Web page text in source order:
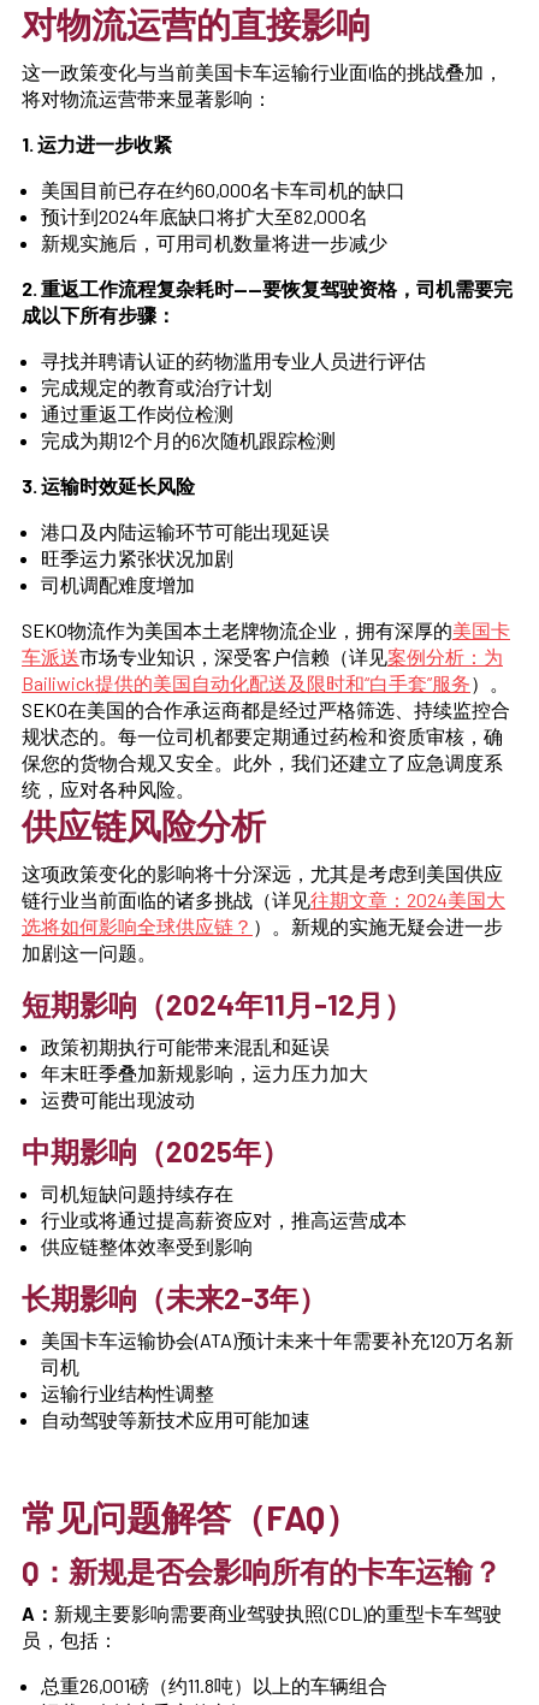
对物流运营的直接影响
这一政策变化与当前美国卡车运输行业面临的挑战叠加，
将对物流运营带来显著影响：
1. 运力进一步收紧
美国目前已存在约60,000名卡车司机的缺口
预计到2024年底缺口将扩大至82,000名
新规实施后，可用司机数量将进一步减少
2. 重返工作流程复杂耗时——要恢复驾驶资格，司机需要完
成以下所有步骤：
寻找并聘请认证的药物滥用专业人员进行评估
完成规定的教育或治疗计划
通过重返工作岗位检测
完成为期12个月的6次随机跟踪检测
3. 运输时效延长风险
港口及内陆运输环节可能出现延误
旺季运力紧张状况加剧
司机调配难度增加
SEKO物流作为美国本土老牌物流企业，拥有深厚的美国卡
车派送市场专业知识，深受客户信赖（详见案例分析：为
Bailiwick提供的美国自动化配送及限时和“白手套”服务）。
SEKO在美国的合作承运商都是经过严格筛选、持续监控合
规状态的。每一位司机都要定期通过药检和资质审核，确
保您的货物合规又安全。此外，我们还建立了应急调度系
统，应对各种风险。
供应链风险分析
这项政策变化的影响将十分深远，尤其是考虑到美国供应
链行业当前面临的诸多挑战（详见往期文章：2024美国大
选将如何影响全球供应链？ ）。新规的实施无疑会进一步
加剧这一问题。
短期影响（2024年11月-12月）
政策初期执行可能带来混乱和延误
年末旺季叠加新规影响，运力压力加大
运费可能出现波动
中期影响（2025年）
司机短缺问题持续存在
行业或将通过提高薪资应对，推高运营成本
供应链整体效率受到影响
长期影响（未来2-3年）
美国卡车运输协会(ATA)预计未来十年需要补充120万名新
司机
运输行业结构性调整
自动驾驶等新技术应用可能加速
常见问题解答（FAQ）
Q：新规是否会影响所有的卡车运输？
A： 新规主要影响需要商业驾驶执照(CDL)的重型卡车驾驶
员，包括：
总重26,001磅（约11.8吨）以上的车辆组合